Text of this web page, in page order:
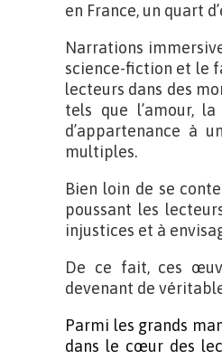
en France, un quart
Narrations
science-fiction et le
lecteurs dans des
tels que l’amour,
d’appartenance à
multiples.
Bien loin de se
poussant les
injustices et à
De ce fait, ces
devenant de
Parmi les grands
dans le cœur des